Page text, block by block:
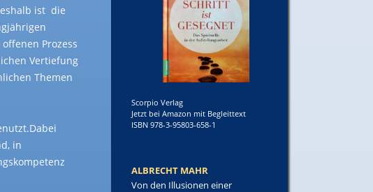
Scorpio Verlag
Jetzt bei Amazon mit Begleittext
ISBN 978-3-95803-658-1
ALBRECHT MAHR
Von den Illusionen einer
ist die
Prozess
Vertiefung
Themen
in